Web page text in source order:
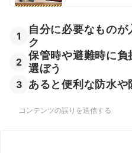
1
自分に必要なもの
ク
2
保管時や避難時に
選ぼう
3 あると便利な防水や
コンテンツの誤りを送信する